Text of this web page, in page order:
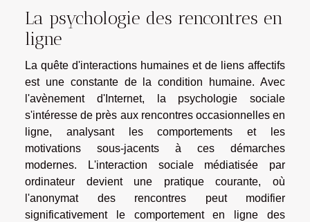
La psychologie des rencontres en
ligne
La quête d'interactions humaines et de liens affectifs
est une constante de la condition humaine. Avec
l'avènement d'Internet, la psychologie sociale
s'intéresse de près aux rencontres occasionnelles en
ligne, analysant les comportements et les
motivations sous-jacents à ces démarches
modernes. L'interaction sociale médiatisée par
ordinateur devient une pratique courante, où
l'anonymat des rencontres peut modifier
significativement le comportement en ligne des